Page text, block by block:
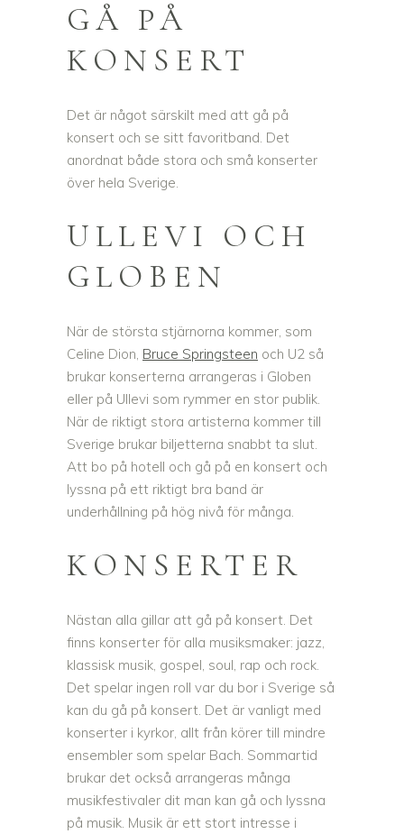
GÅ PÅ
KONSERT
Det är något särskilt med att gå på
konsert och se sitt favoritband. Det
anordnat både stora och små konserter
över hela Sverige.
ULLEVI OCH
GLOBEN
När de största stjärnorna kommer, som
Celine Dion, Bruce Springsteen och U2 så
brukar konserterna arrangeras i Globen
eller på Ullevi som rymmer en stor publik.
När de riktigt stora artisterna kommer till
Sverige brukar biljetterna snabbt ta slut.
Att bo på hotell och gå på en konsert och
lyssna på ett riktigt bra band är
underhållning på hög nivå för många.
KONSERTER
Nästan alla gillar att gå på konsert. Det
finns konserter för alla musiksmaker: jazz,
klassisk musik, gospel, soul, rap och rock.
Det spelar ingen roll var du bor i Sverige så
kan du gå på konsert. Det är vanligt med
konserter i kyrkor, allt från körer till mindre
ensembler som spelar Bach. Sommartid
brukar det också arrangeras många
musikfestivaler dit man kan gå och lyssna
på musik. Musik är ett stort intresse i